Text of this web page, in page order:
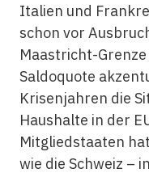
Italien und
schon vor
Maastricht-
Saldoquote
Krisenjahren die
Haushalte in der
Mitgliedstaaten
wie die Schweiz –